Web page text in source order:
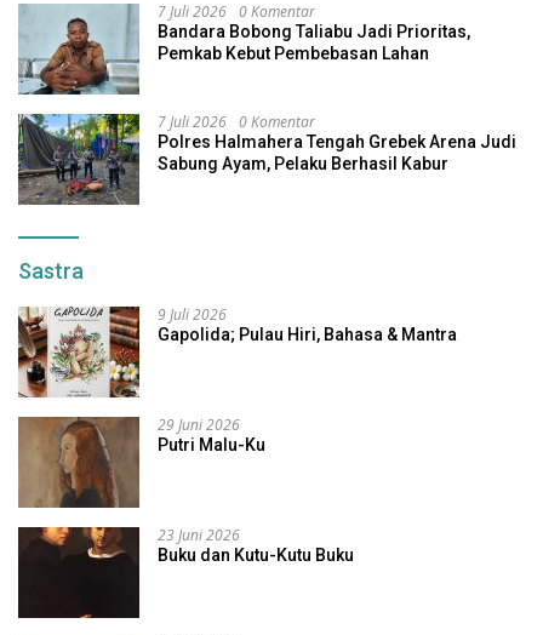
7 Juli 2026 0 Komentar
Bandara Bobong Taliabu Jadi Prioritas,
Pemkab Kebut Pembebasan Lahan
7 Juli 2026 0 Komentar
Polres Halmahera Tengah Grebek Arena Judi
Sabung Ayam, Pelaku Berhasil Kabur
Sastra
9 Juli 2026
Gapolida; Pulau Hiri, Bahasa & Mantra
29 Juni 2026
Putri Malu-Ku
23 Juni 2026
Buku dan Kutu-Kutu Buku